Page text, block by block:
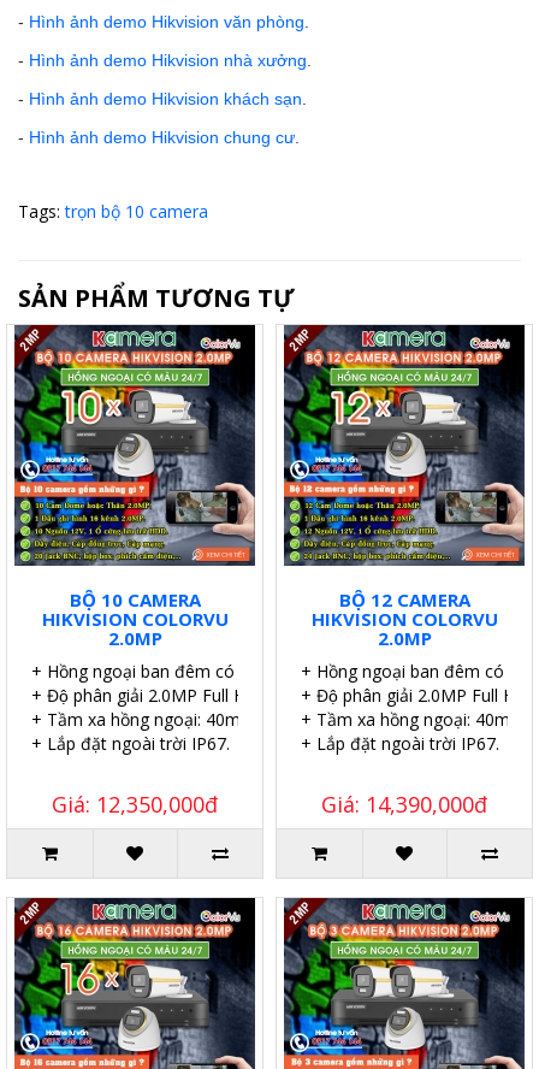
- Hình ảnh demo Hikvision văn phòng.
- Hình ảnh demo Hikvision nhà xưởng.
- Hình ảnh demo Hikvision khách sạn.
- Hình ảnh demo Hikvision chung cư.
Tags:trọn bộ 10 camera
SẢN PHẨM TƯƠNG TỰ
BỘ 10 CAMERA
HIKVISION COLORVU
2.0MP
+ Hồng ngoại ban đêm có màu.
+ Độ phân giải 2.0MP Full HD.
+ Tầm xa hồng ngoại: 40m.
+ Lắp đặt ngoài trời IP67.
Giá: 12,350,000đ
BỘ 12 CAMERA
HIKVISION COLORVU
2.0MP
+ Hồng ngoại ban đêm có
+ Độ phân giải 2.0MP Full HD.
+ Tầm xa hồng ngoại: 40m.
+ Lắp đặt ngoài trời IP67.
Giá: 14,390,000đ